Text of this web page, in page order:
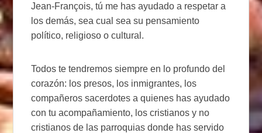
Jean-François, tú me has ayudado a respetar a
los demás, sea cual sea su pensamiento
político, religioso o cultural.
Todos te tendremos siempre en lo profundo del
corazón: los presos, los inmigrantes, los
compañeros sacerdotes a quienes has ayudado
con tu acompañamiento, los cristianos y no
cristianos de las parroquias donde has servido